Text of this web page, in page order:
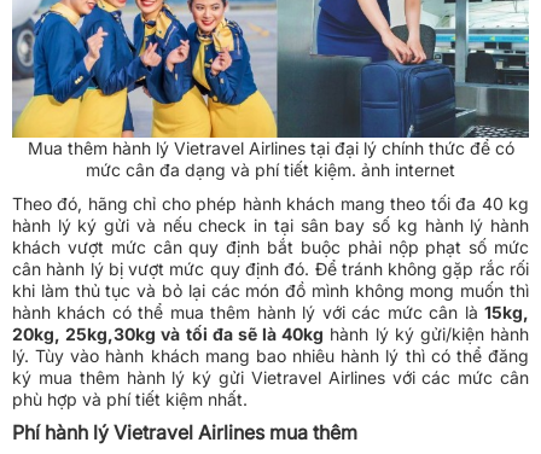
Mua thêm hành lý Vietravel Airlines tại đại lý chính thức để có
mức cân đa dạng và phí tiết kiệm. ảnh internet
Theo đó, hãng chỉ cho phép hành khách mang theo tối đa 40 kg
hành lý ký gửi và nếu check in tại sân bay số kg hành lý hành
khách vượt mức cân quy định bắt buộc phải nộp phạt số mức
cân hành lý bị vượt mức quy định đó. Để tránh không gặp rắc rối
khi làm thủ tục và bỏ lại các món đồ mình không mong muốn thì
hành khách có thể mua thêm hành lý với các mức cân là 15kg,
20kg, 25kg,30kg và tối đa sẽ là 40kg hành lý ký gửi/kiện hành
lý. Tùy vào hành khách mang bao nhiêu hành lý thì có thể đăng
ký mua thêm hành lý ký gửi Vietravel Airlines với các mức cân
phù hợp và phí tiết kiệm nhất.
Phí hành lý Vietravel Airlines mua thêm